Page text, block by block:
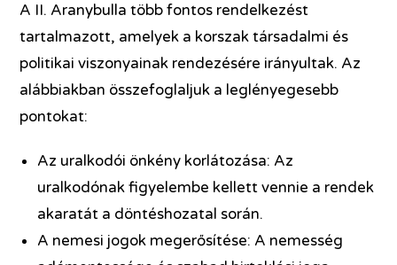
A II. Aranybulla több fontos rendelkezést
tartalmazott, amelyek a korszak társadalmi és
politikai viszonyainak rendezésére irányultak. Az
alábbiakban összefoglaljuk a leglényegesebb
pontokat:
Az uralkodói önkény korlátozása: Az
uralkodónak figyelembe kellett vennie a rendek
akaratát a döntéshozatal során.
A nemesi jogok megerősítése: A nemesség